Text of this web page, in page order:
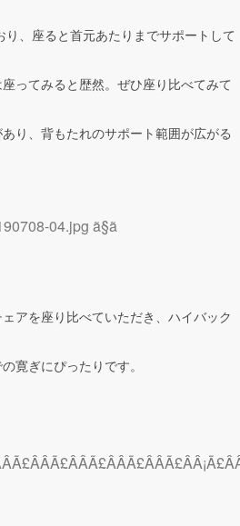
、座ると首元あたりまでサポートして
ってみると歴然。ぜひ座り比べてみて
り、背もたれのサポート範囲が広がる
アを座り比べていただき、ハイバック
寛ぎにぴったりです。